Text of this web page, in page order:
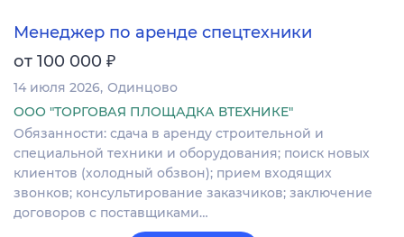
Менеджер по аренде спецтехники
от 100 000 ₽
14 июля 2026 Одинцово
ООО "ТОРГОВАЯ ПЛОЩАДКА ВТЕХНИКЕ"
Обязанности: сдача в аренду строительной и
специальной техники и оборудования; поиск новых
клиентов (холодный обзвон); прием входящих
звонков; консультирование заказчиков; заключение
договоров с поставщиками…